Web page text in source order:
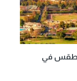
الطقس في